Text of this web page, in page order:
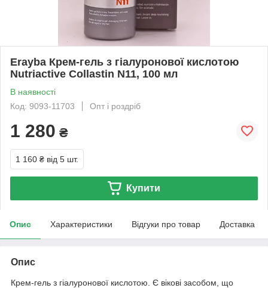
Erayba Крем-гель з гіалуронової кислотою
Nutriactive Collastin N11, 100 мл
В наявності
Код: 9093-11703
Опт і роздріб
1 280 ₴
1 160 ₴ від 5 шт.
Купити
Опис Характеристики Відгуки про товар Доставка
Опис
Крем-гель з гіалуронової кислотою. Є вікові засобом, що